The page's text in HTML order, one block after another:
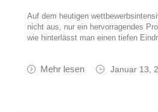
Auf dem heutigen
nicht aus, nur ein hervorragendes
wie hinterlässt man einen tiefen
Mehr lesen Januar 13,